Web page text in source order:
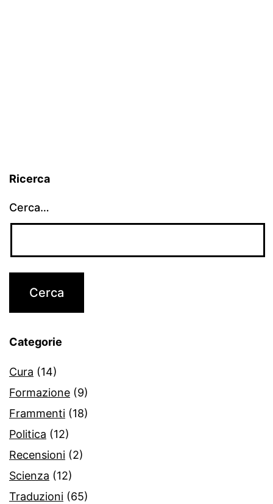
Ricerca
Cerca…
Categorie
Cura (14)
Formazione (9)
Frammenti (18)
Politica (12)
Recensioni (2)
Scienza (12)
Traduzioni (65)